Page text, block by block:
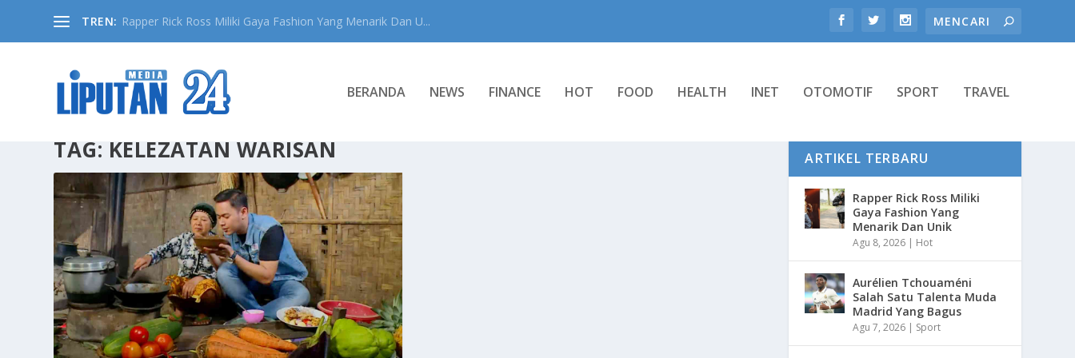
TREN: Rapper Rick Ross Miliki Gaya Fashion Yang Menarik Dan U...
BERANDA NEWS FINANCE HOT FOOD HEALTH INET OTOMOTIF SPORT TRAVEL
TAG: KELEZATAN WARISAN ARTIKEL TERBARU
Rapper Rick Ross Miliki
Gaya Fashion Yang
Menarik Dan Unik
Agu 8, 2026 | Hot
Aurélien Tchouaméni
Salah Satu Talenta Muda
Madrid Yang Bagus
Agu 7, 2026 | Sport